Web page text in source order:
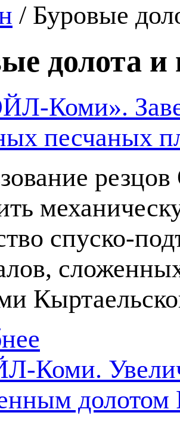
/ Буровые
долота и
Коми».
песчаных
спуско-
Коми.
долотом